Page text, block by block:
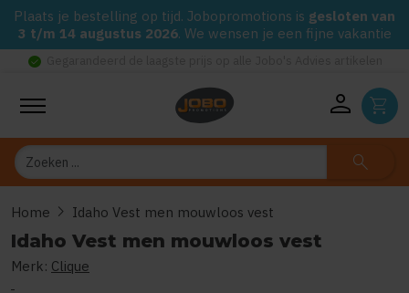
Plaats je bestelling op tijd. Jobopromotions is gesloten van
3 t/m 14 augustus 2026. We wensen je een fijne vakantie
check_circle
person shopping_cart
Zoeken search
Home chevron_right Idaho Vest men mouwloos vest
Idaho Vest men mouwloos vest
Merk: Clique